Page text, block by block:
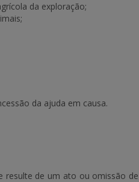
da exploração;
da ajuda em causa.
de um ato ou omissão